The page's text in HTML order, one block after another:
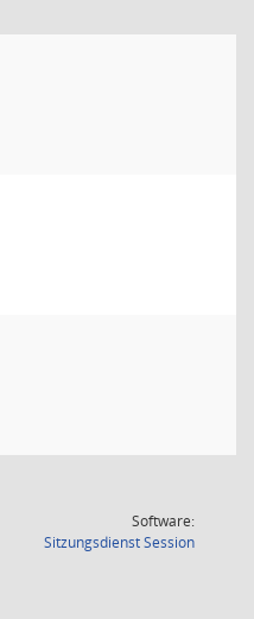
Software:
SitzungsdienstSession(Wird in